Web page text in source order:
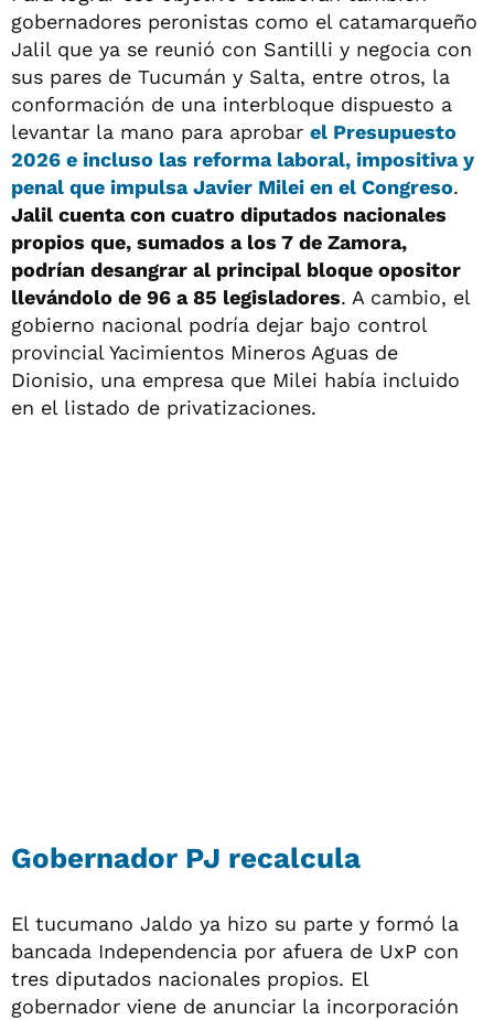
gobernadores peronistas como el catamarqueño
Jalil que ya se reunió con Santilli y negocia con
sus pares de Tucumán y Salta, entre otros, la
conformación de una interbloque dispuesto a
levantar la mano para aprobar el Presupuesto
2026 e incluso las reforma laboral, impositiva y
penal que impulsa Javier Milei en el Congreso.
Jalil cuenta con cuatro diputados nacionales
propios que, sumados a los 7 de Zamora,
podrían desangrar al principal bloque opositor
llevándolo de 96 a 85 legisladores. A cambio, el
gobierno nacional podría dejar bajo control
provincial Yacimientos Mineros Aguas de
Dionisio, una empresa que Milei había incluido
en el listado de privatizaciones.
Gobernador PJ recalcula
El tucumano Jaldo ya hizo su parte y formó la
bancada Independencia por afuera de UxP con
tres diputados nacionales propios. El
gobernador viene de anunciar la incorporación